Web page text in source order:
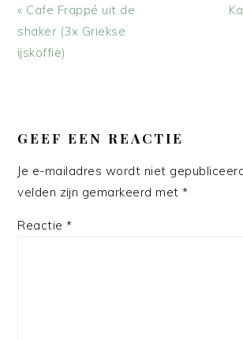
Vorig
bericht:
« Cafe Frappé uit de
shaker (3x Griekse
ijskoffie)
INTERACTIES
GEEF EEN REACTIE
Je e-mailadres wordt niet
velden zijn gemarkeerd met*
Reactie*